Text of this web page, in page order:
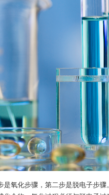
氧化步骤，第二步是脱电子步